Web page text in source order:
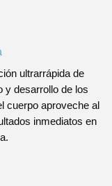
ultrarrápida de
y desarrollo de los
cuerpo aproveche al
inmediatos en